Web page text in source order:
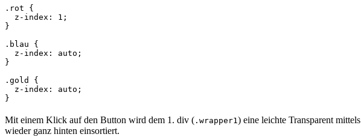
.rot
{
z-index : 1 ;
}
.blau
{
z-index : auto ;
}
.gold
{
z-index : auto ;
}
Mit einem Klick auf den Button wird dem 1. div ( .wrapper1) eine leichte Transparent mittels
wieder ganz hinten einsortiert.